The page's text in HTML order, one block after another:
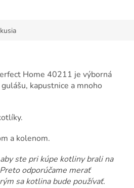
Home 40211 je výborná
kapustnice a mnoho
a kolenom.
ste pri kúpe kotliny brali na
odporúčame merať
sa kotlina bude používať.